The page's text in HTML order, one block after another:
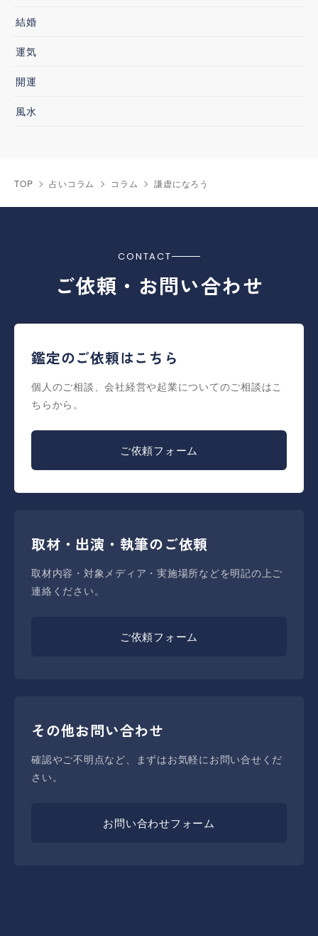
結婚
運気
開運
風水
TOP 占いコラム コラム 謙虚になろう
CONTACT
ご依頼・お問い合わせ
鑑定のご依頼はこちら
個人のご相談、会社経営や起業についてのご相談はこ
ちらから。
ご依頼フォーム
取材・出演・執筆のご依頼
取材内容・対象メディア・実施場所などを明記の上ご
連絡ください。
ご依頼フォーム
その他お問い合わせ
確認やご不明点など、まずはお気軽にお問い合せくだ
さい。
お問い合わせフォーム